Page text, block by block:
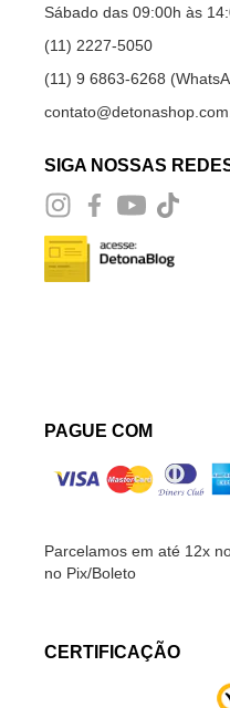
Sábado das 09:00h às
(11) 2227-5050
(11) 9 6863-6268
SIGA NOSSAS
PAGUE COM
Parcelamos em até 12x
no Pix/Boleto
CERTIFICAÇÃO